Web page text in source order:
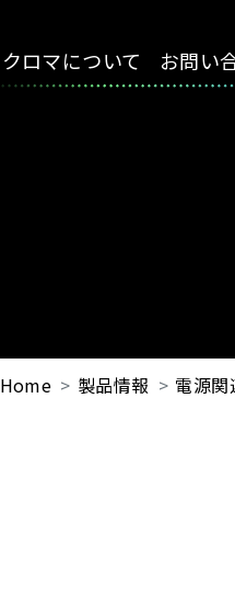
クロマについて お問い
Home 製品情報 電源